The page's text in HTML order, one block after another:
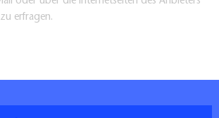
erfragen.